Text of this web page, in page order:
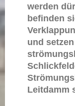
werden
befinden
und
Leitdamm